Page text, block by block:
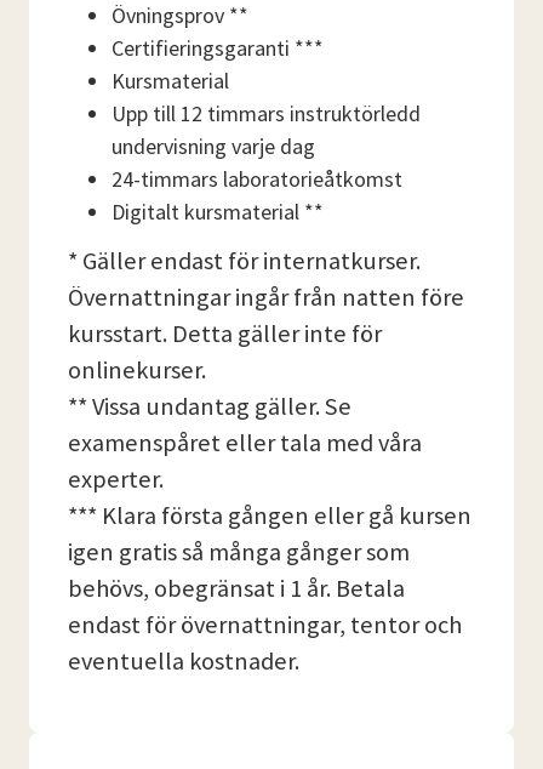
Övningsprov **
Certifieringsgaranti ***
Kursmaterial
Upp till 12 timmars instruktörledd
undervisning varje dag
24-timmars laboratorieåtkomst
Digitalt kursmaterial **
* Gäller endast för internatkurser.
Övernattningar ingår från natten före
kursstart. Detta gäller inte för
onlinekurser.
** Vissa undantag gäller. Se
examenspåret eller tala med våra
experter.
*** Klara första gången eller gå kursen
igen gratis så många gånger som
behövs, obegränsat i 1 år. Betala
endast för övernattningar, tentor och
eventuella kostnader.